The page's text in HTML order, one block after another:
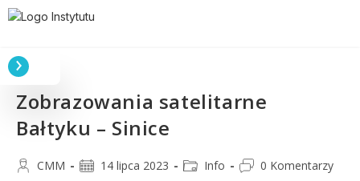
Zobrazowania satelitarne
Bałtyku – Sinice
CMM 14 lipca 2023 Info 0 Komentarzy